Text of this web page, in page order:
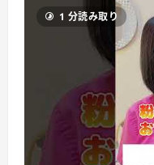
1 分読み取り